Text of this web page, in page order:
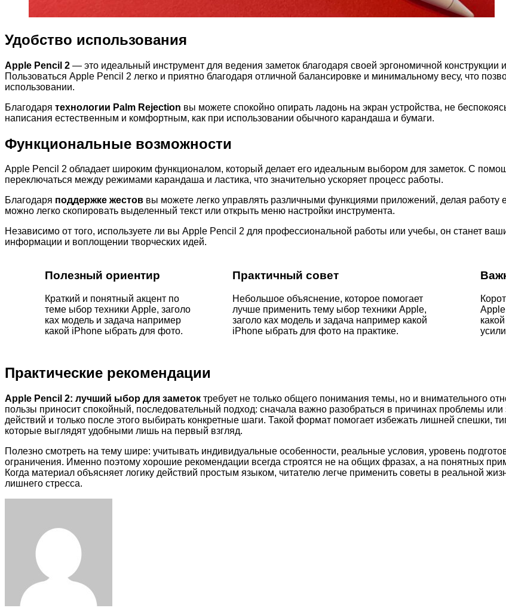
Удобство использования
Apple Pencil 2 — это идеальный инструмент для ведения заметок благодаря своей эргономичной конструкции
Пользоваться Apple Pencil 2 легко и приятно благодаря отличной балансировке и минимальному весу, что
использовании.
Благодаря технологии Palm Rejection вы можете спокойно опирать ладонь на экран устройства, не
написания естественным и комфортным, как при использовании обычного карандаша и бумаги.
Функциональные возможности
Apple Pencil 2 обладает широким функционалом, который делает его идеальным выбором для заметок. С
переключаться между режимами карандаша и ластика, что значительно ускоряет процесс работы.
Благодаря поддержке жестов вы можете легко управлять различными функциями приложений, делая
можно легко скопировать выделенный текст или открыть меню настройки инструмента.
Независимо от того, используете ли вы Apple Pencil 2 для профессиональной работы или учебы, он станет
информации и воплощении творческих идей.
Полезный ориентир
Краткий и понятный акцент по
теме ыбор техники Apple, заголо
ках модель и задача например
какой iPhone ыбрать для фото.
Практичный совет
Небольшое объяснение, которое помогает
лучше применить тему ыбор техники Apple,
заголо ках модель и задача например какой
iPhone ыбрать для фото на практике.
Практические рекомендации
Apple Pencil 2: лучший ыбор для заметок требует не только общего понимания темы, но и внимательного
пользы приносит спокойный, последовательный подход: сначала важно разобраться в причинах проблемы
действий и только после этого выбирать конкретные шаги. Такой формат помогает избежать лишней спешки,
которые выглядят удобными лишь на первый взгляд.
Полезно смотреть на тему шире: учитывать индивидуальные особенности, реальные условия, уровень
ограничения. Именно поэтому хорошие рекомендации всегда строятся не на общих фразах, а на понятных
Когда материал объясняет логику действий простым языком, читателю легче применить советы в реальной
лишнего стресса.